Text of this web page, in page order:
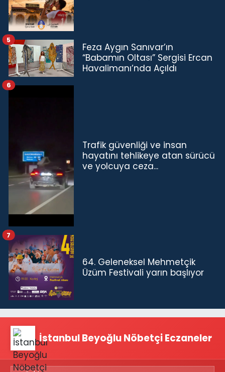
Feza Aygın Sanıvar’ın
“Babamın Oltası” Sergisi Ercan
Havalimanı’nda Açıldı
5
Trafik güvenliği ve insan
hayatını tehlikeye atan sürücü
ve yolcuya ceza...
6
64. Geleneksel Mehmetçik
Üzüm Festivali yarın başlıyor
7
İstanbul Beyoğlu Nöbetçi Eczaneler